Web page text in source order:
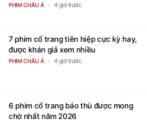
PHIM CHÂU Á 4 giờ trước
7 phim cổ trang tiên hiệp cực kỳ hay,
được khán giả xem nhiều
PHIM CHÂU Á 4 giờ trước
6 phim cổ trang báo thù được mong
chờ nhất năm 2026